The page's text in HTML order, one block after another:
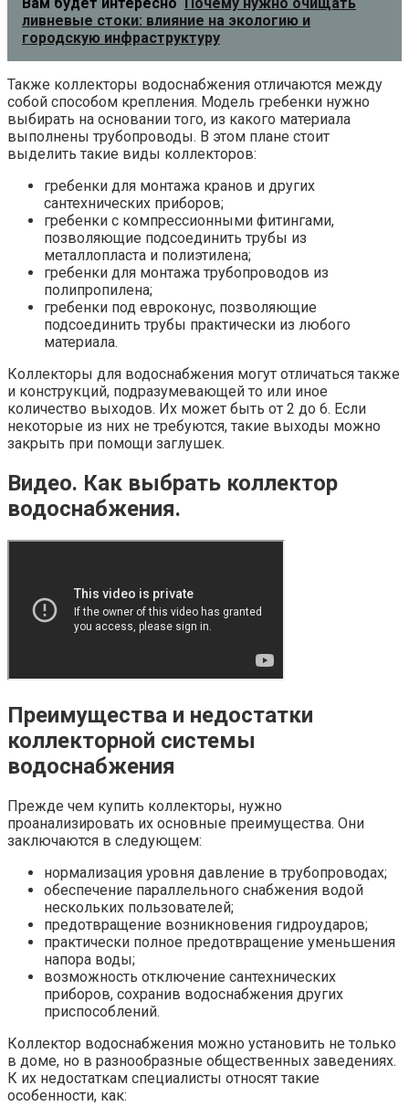
ливневые стоки: влияние на экологию и
городскую инфраструктуру
Также коллекторы водоснабжения отличаются между
собой способом крепления. Модель гребенки нужно
выбирать на основании того, из какого материала
выполнены трубопроводы. В этом плане стоит
выделить такие виды коллекторов:
гребенки для монтажа кранов и других
сантехнических приборов;
гребенки с компрессионными фитингами,
позволяющие подсоединить трубы из
металлопласта и полиэтилена;
гребенки для монтажа трубопроводов из
полипропилена;
гребенки под евроконус, позволяющие
подсоединить трубы практически из любого
материала.
Коллекторы для водоснабжения могут отличаться также
и конструкций, подразумевающей то или иное
количество выходов. Их может быть от 2 до 6. Если
некоторые из них не требуются, такие выходы можно
закрыть при помощи заглушек.
Видео. Как выбрать коллектор
водоснабжения.
Преимущества и недостатки
коллекторной системы
водоснабжения
Прежде чем купить коллекторы, нужно
проанализировать их основные преимущества. Они
заключаются в следующем:
нормализация уровня давление в трубопроводах;
обеспечение параллельного снабжения водой
нескольких пользователей;
предотвращение возникновения гидроударов;
практически полное предотвращение уменьшения
напора воды;
возможность отключение сантехнических
приборов, сохранив водоснабжения других
приспособлений.
Коллектор водоснабжения можно установить не только
в доме, но в разнообразные общественных заведениях.
К их недостаткам специалисты относят такие
особенности, как: